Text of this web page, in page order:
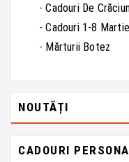
Cadouri De
Cadouri 1-8 Martie
Mărturii Botez
NOUTĂȚI
CADOURI